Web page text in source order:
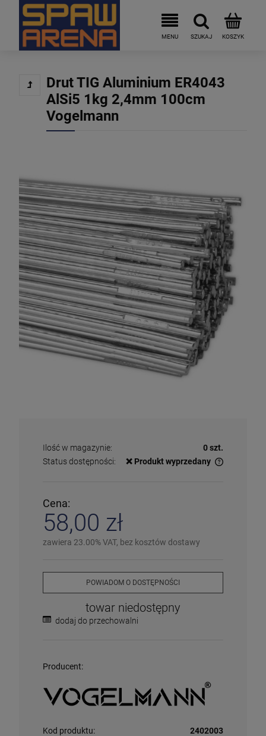
Drut TIG Aluminium ER4043
AlSi5 1kg 2,4mm 100cm
Vogelmann
Ilość w magazynie:
0 szt.
Status dostępności:
❌ Produkt wyprzedany
Wyprzedany
Na zamówienie – w ciągu 2-5 dni
Wycofany – produkt wycofany z oferty
Więcej informacji na temat statusów dostępności
Cena:
58,00 zł
zawiera 23.00% VAT, bez kosztów dostawy
POWIADOM O DOSTĘPNOŚCI
towar niedostępny
dodaj do przechowalni
Producent:
Kod produktu: 2402003